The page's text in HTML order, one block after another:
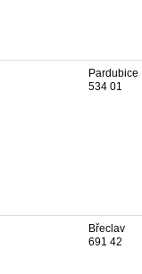
Pardubice
534 01
Břeclav
691 42